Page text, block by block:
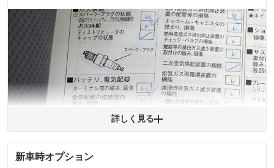
1/6
※購入時は必ず現車をご確認下さい。
※整備記録簿はあくまでも記載している整備日の結果となります。車両情報等の
詳細は各販売店へお問い合わせ下さい。
詳しく見る
新車時オプション